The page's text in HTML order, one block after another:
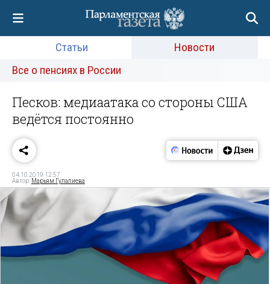
Статьи
Новости
Все о пенсиях в России
Песков: медиаатака со стороны США
ведётся постоянно
04.10.2019 12:57
Автор: Марьям Гулалиева